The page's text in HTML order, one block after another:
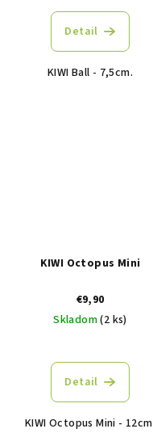
Detail
KIWI Ball - 7,5cm.
KIWI Octopus Mini
€9,90
Skladom(2 ks)
Detail
KIWI Octopus Mini -